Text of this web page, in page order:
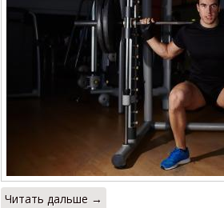
Читать дальше →